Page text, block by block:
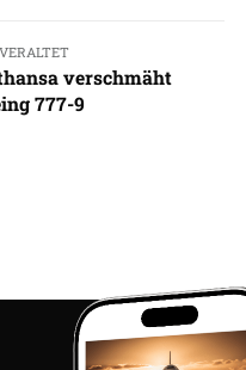
verschmäht
777-9